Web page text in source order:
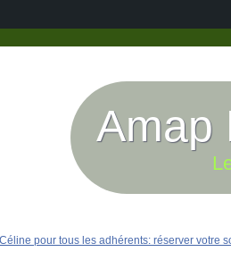
Amap
pour tous les adhérents: réserver votre